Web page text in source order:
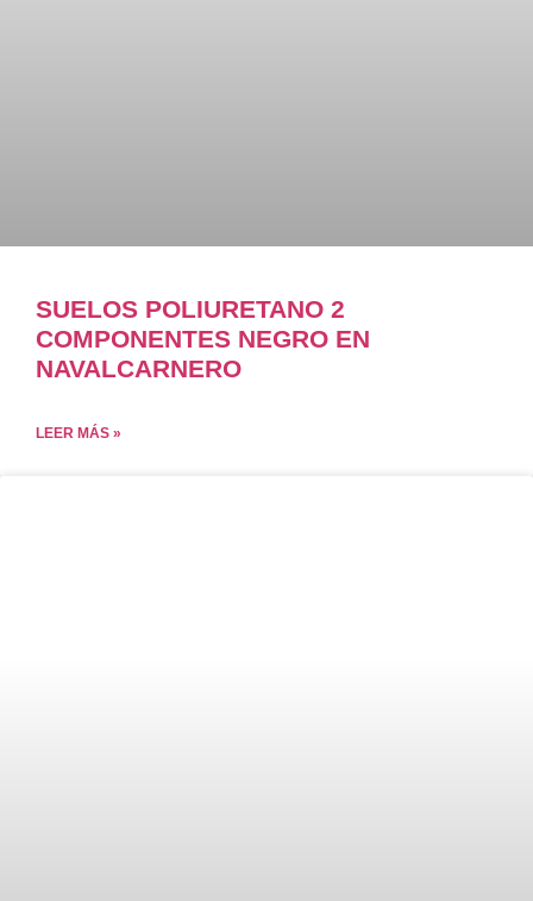
SUELOS POLIURETANO 2
COMPONENTES NEGRO EN
NAVALCARNERO
LEER MÁS »